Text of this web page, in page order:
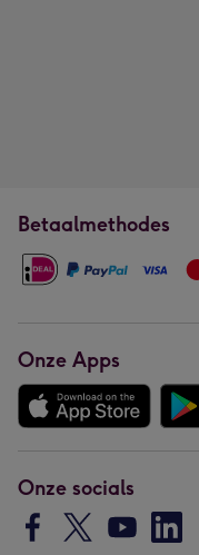
Betaalmethodes
Onze Apps
Onze socials